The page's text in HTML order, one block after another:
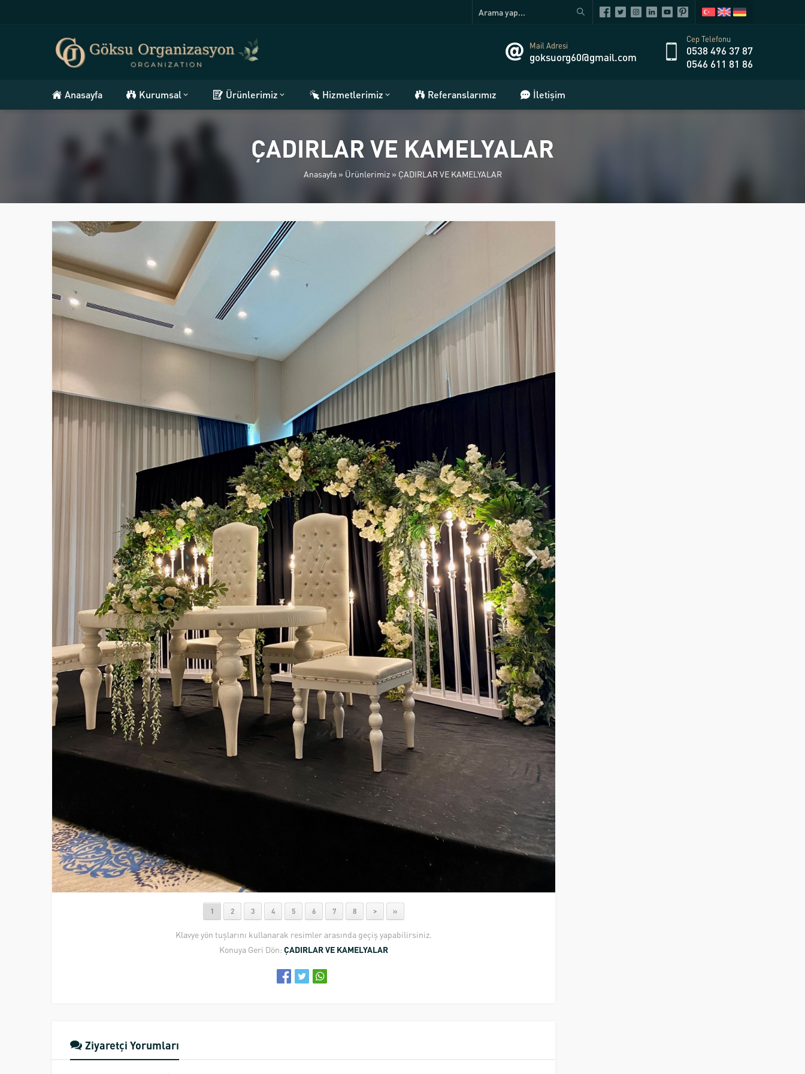
Mail Adresi
goksuorg60@gmail.com
Cep Telefonu
0538 496 37 87
0546 611 81 86
Anasayfa Kurumsal Ürünlerimiz Hizmetlerimiz Referanslarımız İletişim
ÇADIRLAR VE KAMELYALAR
Anasayfa» Ürünlerimiz» ÇADIRLAR VE KAMELYALAR
1 2 3 4 5 6 7 8 > »
Klavye yön tuşlarını kullanarak resimler arasında geçiş yapabilirsiniz.
Konuya Geri Dön: ÇADIRLAR VE KAMELYALAR
Ziyaretçi Yorumları